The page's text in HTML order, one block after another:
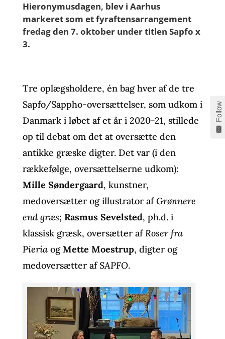
Hieronymusdagen, blev i Aarhus
markeret som et fyraftensarrangement
fredag den 7. oktoberunder titlen Sapfo x
3.
Tre oplægsholdere, én bag hver af de tre
Sapfo/Sappho-oversættelser, som udkom i
Danmark i løbet af et år i 2020-21, stillede
op til debat om det at oversætte den
antikke græske digter. Det var (i den
rækkefølge, oversættelserne udkom):
Mille Søndergaard, kunstner,
medoversætter og illustrator afGrønnere
end græs; Rasmus Sevelsted, ph.d. i
klassisk græsk, oversætter afRoser fra
PieríaogMette Moestrup, digter og
medoversætter afSAPFO.
Follow